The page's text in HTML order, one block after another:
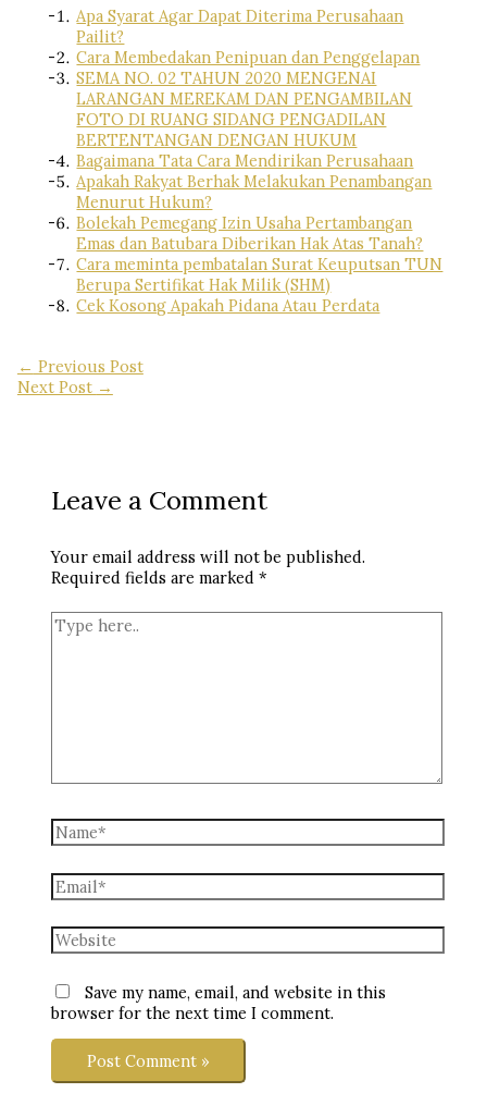
Apa Syarat Agar Dapat Diterima Perusahaan
Pailit?
Cara Membedakan Penipuan dan Penggelapan
SEMA NO. 02 TAHUN 2020 MENGENAI
LARANGAN MEREKAM DAN PENGAMBILAN
FOTO DI RUANG SIDANG PENGADILAN
BERTENTANGAN DENGAN HUKUM
Bagaimana Tata Cara Mendirikan Perusahaan
Apakah Rakyat Berhak Melakukan Penambangan
Menurut Hukum?
Bolekah Pemegang Izin Usaha Pertambangan
Emas dan Batubara Diberikan Hak Atas Tanah?
Cara meminta pembatalan Surat Keuputsan TUN
Berupa Sertifikat Hak Milik (SHM)
Cek Kosong Apakah Pidana Atau Perdata
← Previous Post
Next Post →
Leave a Comment
Your email address will not be published.
Required fields are marked*
Type
here..
Name*
Email*
Website
Save my name, email, and website in this
browser for the next time I comment.